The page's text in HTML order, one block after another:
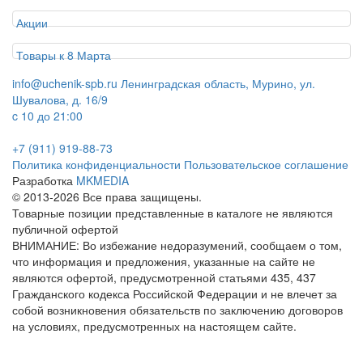
Акции
Товары к 8 Марта
info@uchenik-spb.ru Ленинградская область, Мурино, ул.
Шувалова, д. 16/9
c 10 до 21:00
+7 (911) 919-88-73
Политика конфиденциальности Пользовательское соглашение
Разработка MKMEDIA
© 2013-2026 Все права защищены.
Товарные позиции представленные в каталоге не являются
публичной офертой
ВНИМАНИЕ: Во избежание недоразумений, сообщаем о том,
что информация и предложения, указанные на сайте не
являются офертой, предусмотренной статьями 435, 437
Гражданского кодекса Российской Федерации и не влечет за
собой возникновения обязательств по заключению договоров
на условиях, предусмотренных на настоящем сайте.